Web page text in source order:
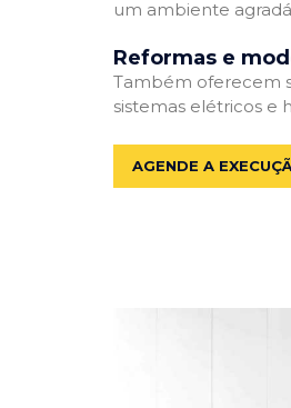
um ambiente
Reformas e
Também oferecem
sistemas elétricos e
AGENDE A